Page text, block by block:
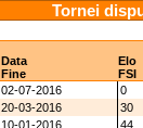
Tornei
Data Elo
Fine FSI
02-07-2016 0
20-03-2016 30
10-01-2016 44